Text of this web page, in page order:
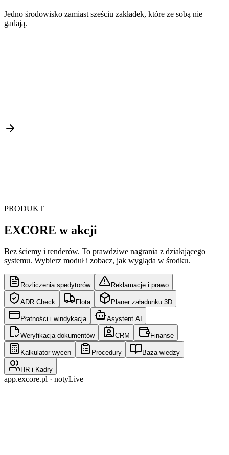
Jedno środowisko zamiast sześciu zakładek, które ze sobą nie
gadają.
PRODUKT
EXCORE w akcji
Bez ściemy i renderów. To prawdziwe nagrania z działającego
systemu. Wybierz moduł i zobacz, jak wygląda w środku.
Rozliczenia spedytorów Reklamacje i prawo
ADR Check Flota Planer załadunku 3D
Płatności i windykacja Asystent AI
Weryfikacja dokumentów CRM Finanse
Kalkulator wycen Procedury Baza wiedzy
HR i Kadry
app.excore.pl · notyLive